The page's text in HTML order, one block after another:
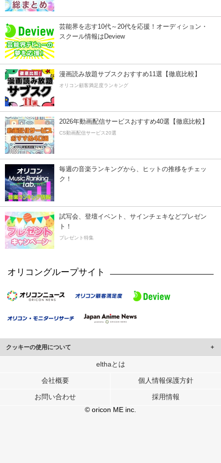
芸能界を志す10代～20代を応援！オーディション・
スクール情報はDeview
漫画読み放題サブスクおすすめ11選【徹底比較】
オリコン顧客満足度ランキング
2026年動画配信サービスおすすめ40選【徹底比較】
CS動画配信サービス20選
毎週の音楽ランキングから、ヒットの推移をチェッ
ク！
試写会、登壇イベント、サインチェキなどプレゼン
ト！
プレゼント特集
オリコングループサイト
クッキーの使用について
このサイトでは Cookie を使用して、ユーザーに合わせたコンテンツや広告の
行っています。
メディアや広告配信、データ解析の各パートナーに提供しています。
各パートナーは、この情報とユーザーが各パートナーに提供した他の情報や、
ユーザーが各パートナーのサービスを使用したときに収集した他の情報を組み
elthaとは
会社概要 個人情報保護方針
お問い合わせ
採用情報
© oricon ME inc.